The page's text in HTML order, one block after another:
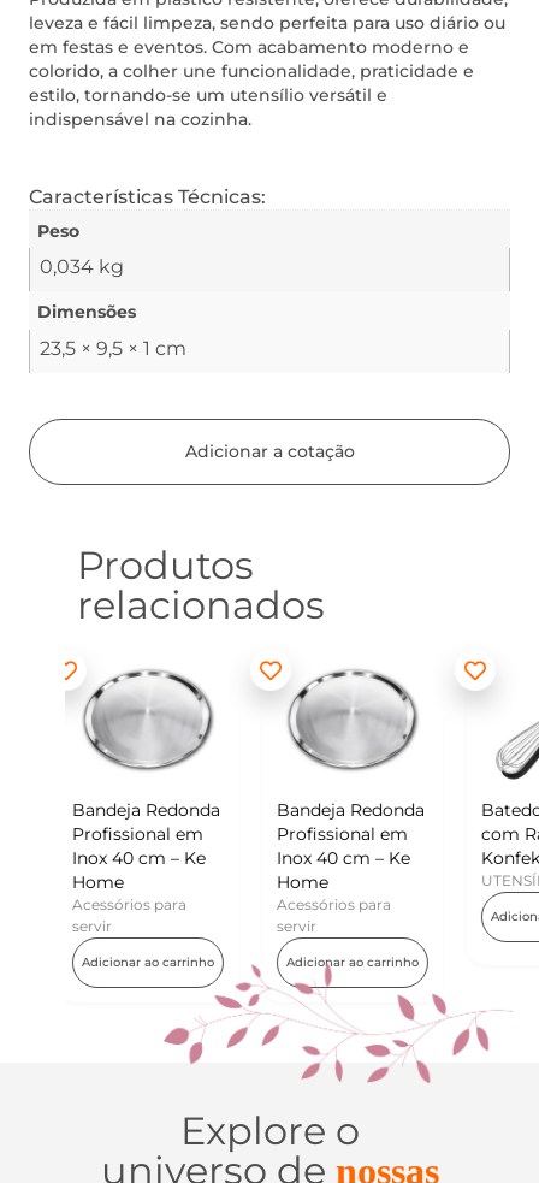
leveza e fácil limpeza, sendo perfeita para uso diário ou
em festas e eventos. Com acabamento moderno e
colorido, a colher une funcionalidade, praticidade e
estilo, tornando-se um utensílio versátil e
indispensável na cozinha.
Características Técnicas:
Peso
0,034 kg
Dimensões
23,5 × 9,5 × 1 cm
Adicionar a cotação
Produtos
relacionados
Bandeja Redonda
Profissional em
Inox 40 cm – Ke
Home
Acessórios para
servir
Adicionar ao carrinho
Batedor de Ovos
com Raspador –
Konfektt
UTENSÍLIOS
Adicionar ao carrinho
Explore o
universo de nossas